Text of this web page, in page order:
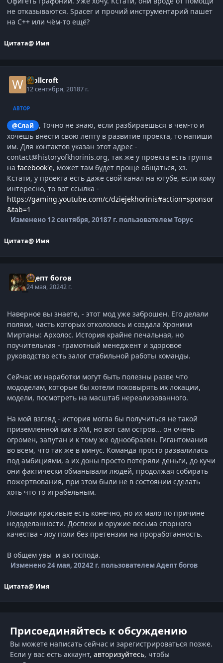
не отказываются. Spacer и прочий инструментарий пашет
на С++ или чём-то ещё?
Цитата@ Имя
Wollcroft
12 сентября, 20187 г.
АВТОР
@Слай
, Точно не знаю, если разбираешься в чем-то и
хочешь внести свою лепту в развитие проекта, то напиши
им. Для контактов указан этот адрес -
contact@historyofkhorinis.org, так же у проекта есть группа
на facebook'е, может там будет проще общаться, хз.
Кстати, у проекта есть даже свой канал на ютубе, если кому
интересно, то вот ссылка -
https://gaming.youtube.com/c/dziejekhorinis#action=sponsor
&tab=1
Изменено 12 сентября, 20187 г. пользователем Торус
Цитата@ Имя
Адепт богов
24 мая, 20242 г.
Наверное вы знаете, - этот мод уже заброшен. Его делали
поляки, часть которых откололась и создала Хроники
Миртаны: Архолос. История крайне печальная, но
поучительная - грамотный менеджент и здоровое
руководство есть залог стабильной работы команды.
Сейчас их наработки могут быть полезны разве что
мододелам, которые бы хотели поковырять их локации,
модели, посмотреть на масштаб нереализованного.
На мой взгляд - история могла бы получиться не такой
приземленной как в ХМ, но вот сам остров... он очень
огромен, запутан и к тому же однообразен. Гигантомания
во всем, что так же в минус. Команда просто развалилась
под амбициями, а их доны просто потеряли деньги, до кучи
они фактически обманывали людей, продолжая собирать
пожертвования, при этом были не в состоянии сделать
хоть что то играбельным.
Локации красивые есть конечно, но их мало по причине
недоделанности. Доспехи и оружие весьма спорного
качества - лоу поли без претензии на проработанность.
В общем увы и ах господа.
Изменено24 мая, 20242 г. пользователем Адепт богов
Цитата@ Имя
Присоединяйтесь к обсуждению
Вы можете написать сейчас и зарегистрироваться позже.
Если у вас есть аккаунт, авторизуйтесь, чтобы